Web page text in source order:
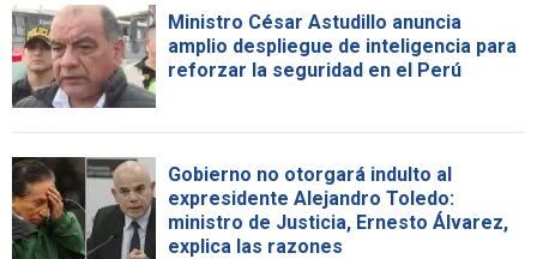
Ministro César Astudillo anuncia
amplio despliegue de inteligencia para
reforzar la seguridad en el Perú
Gobierno no otorgará indulto al
expresidente Alejandro Toledo:
ministro de Justicia, Ernesto Álvarez,
explica las razones